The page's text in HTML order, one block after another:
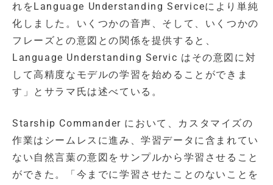
れをLanguage Understanding Serviceにより単純
化しました。いくつかの音声、そして、いくつかの
フレーズとの意図との関係を提供すると、
Language Understanding Servic はその意図に対
して高精度なモデルの学習を始めることができま
す」とサラマ氏は述べている。
Starship Commander において、カスタマイズの
作業はシームレスに進み、学習データに含まれてい
ない自然言葉の意図をサンプルから学習させること
ができた。「今までに学習させたことのないことを